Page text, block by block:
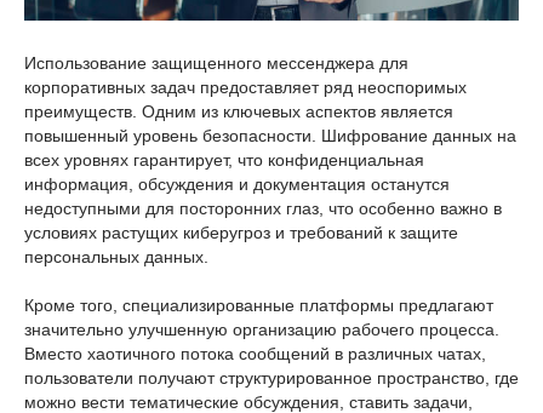
Использование защищенного мессенджера для
корпоративных задач предоставляет ряд неоспоримых
преимуществ. Одним из ключевых аспектов является
повышенный уровень безопасности. Шифрование данных на
всех уровнях гарантирует, что конфиденциальная
информация, обсуждения и документация останутся
недоступными для посторонних глаз, что особенно важно в
условиях растущих киберугроз и требований к защите
персональных данных.
Кроме того, специализированные платформы предлагают
значительно улучшенную организацию рабочего процесса.
Вместо хаотичного потока сообщений в различных чатах,
пользователи получают структурированное пространство, где
можно вести тематические обсуждения, ставить задачи,